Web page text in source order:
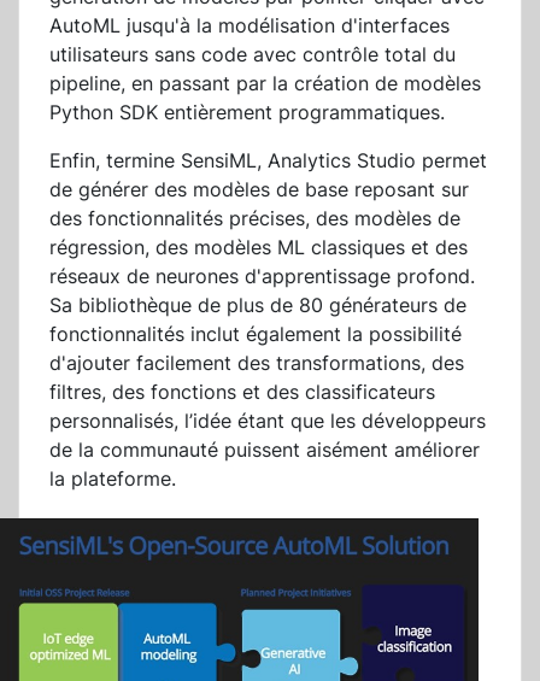
AutoML jusqu'à la modélisation d'interfaces
utilisateurs sans code avec contrôle total du
pipeline, en passant par la création de modèles
Python SDK entièrement programmatiques.
Enfin, termine SensiML, Analytics Studio permet
de générer des modèles de base reposant sur
des fonctionnalités précises, des modèles de
régression, des modèles ML classiques et des
réseaux de neurones d'apprentissage profond.
Sa bibliothèque de plus de 80 générateurs de
fonctionnalités inclut également la possibilité
d'ajouter facilement des transformations, des
filtres, des fonctions et des classificateurs
personnalisés, l’idée étant que les développeurs
de la communauté puissent aisément améliorer
la plateforme.